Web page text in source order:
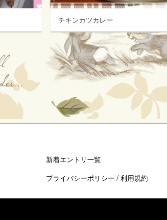
チキンカツカレー
新着エントリ一覧
プライバシーポリシー / 利用規約